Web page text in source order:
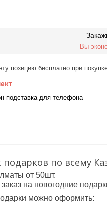
Вы
позицию бесплатно при
подставка для телефона
по всему
от 50шт.
на новогодние
можно оформить: